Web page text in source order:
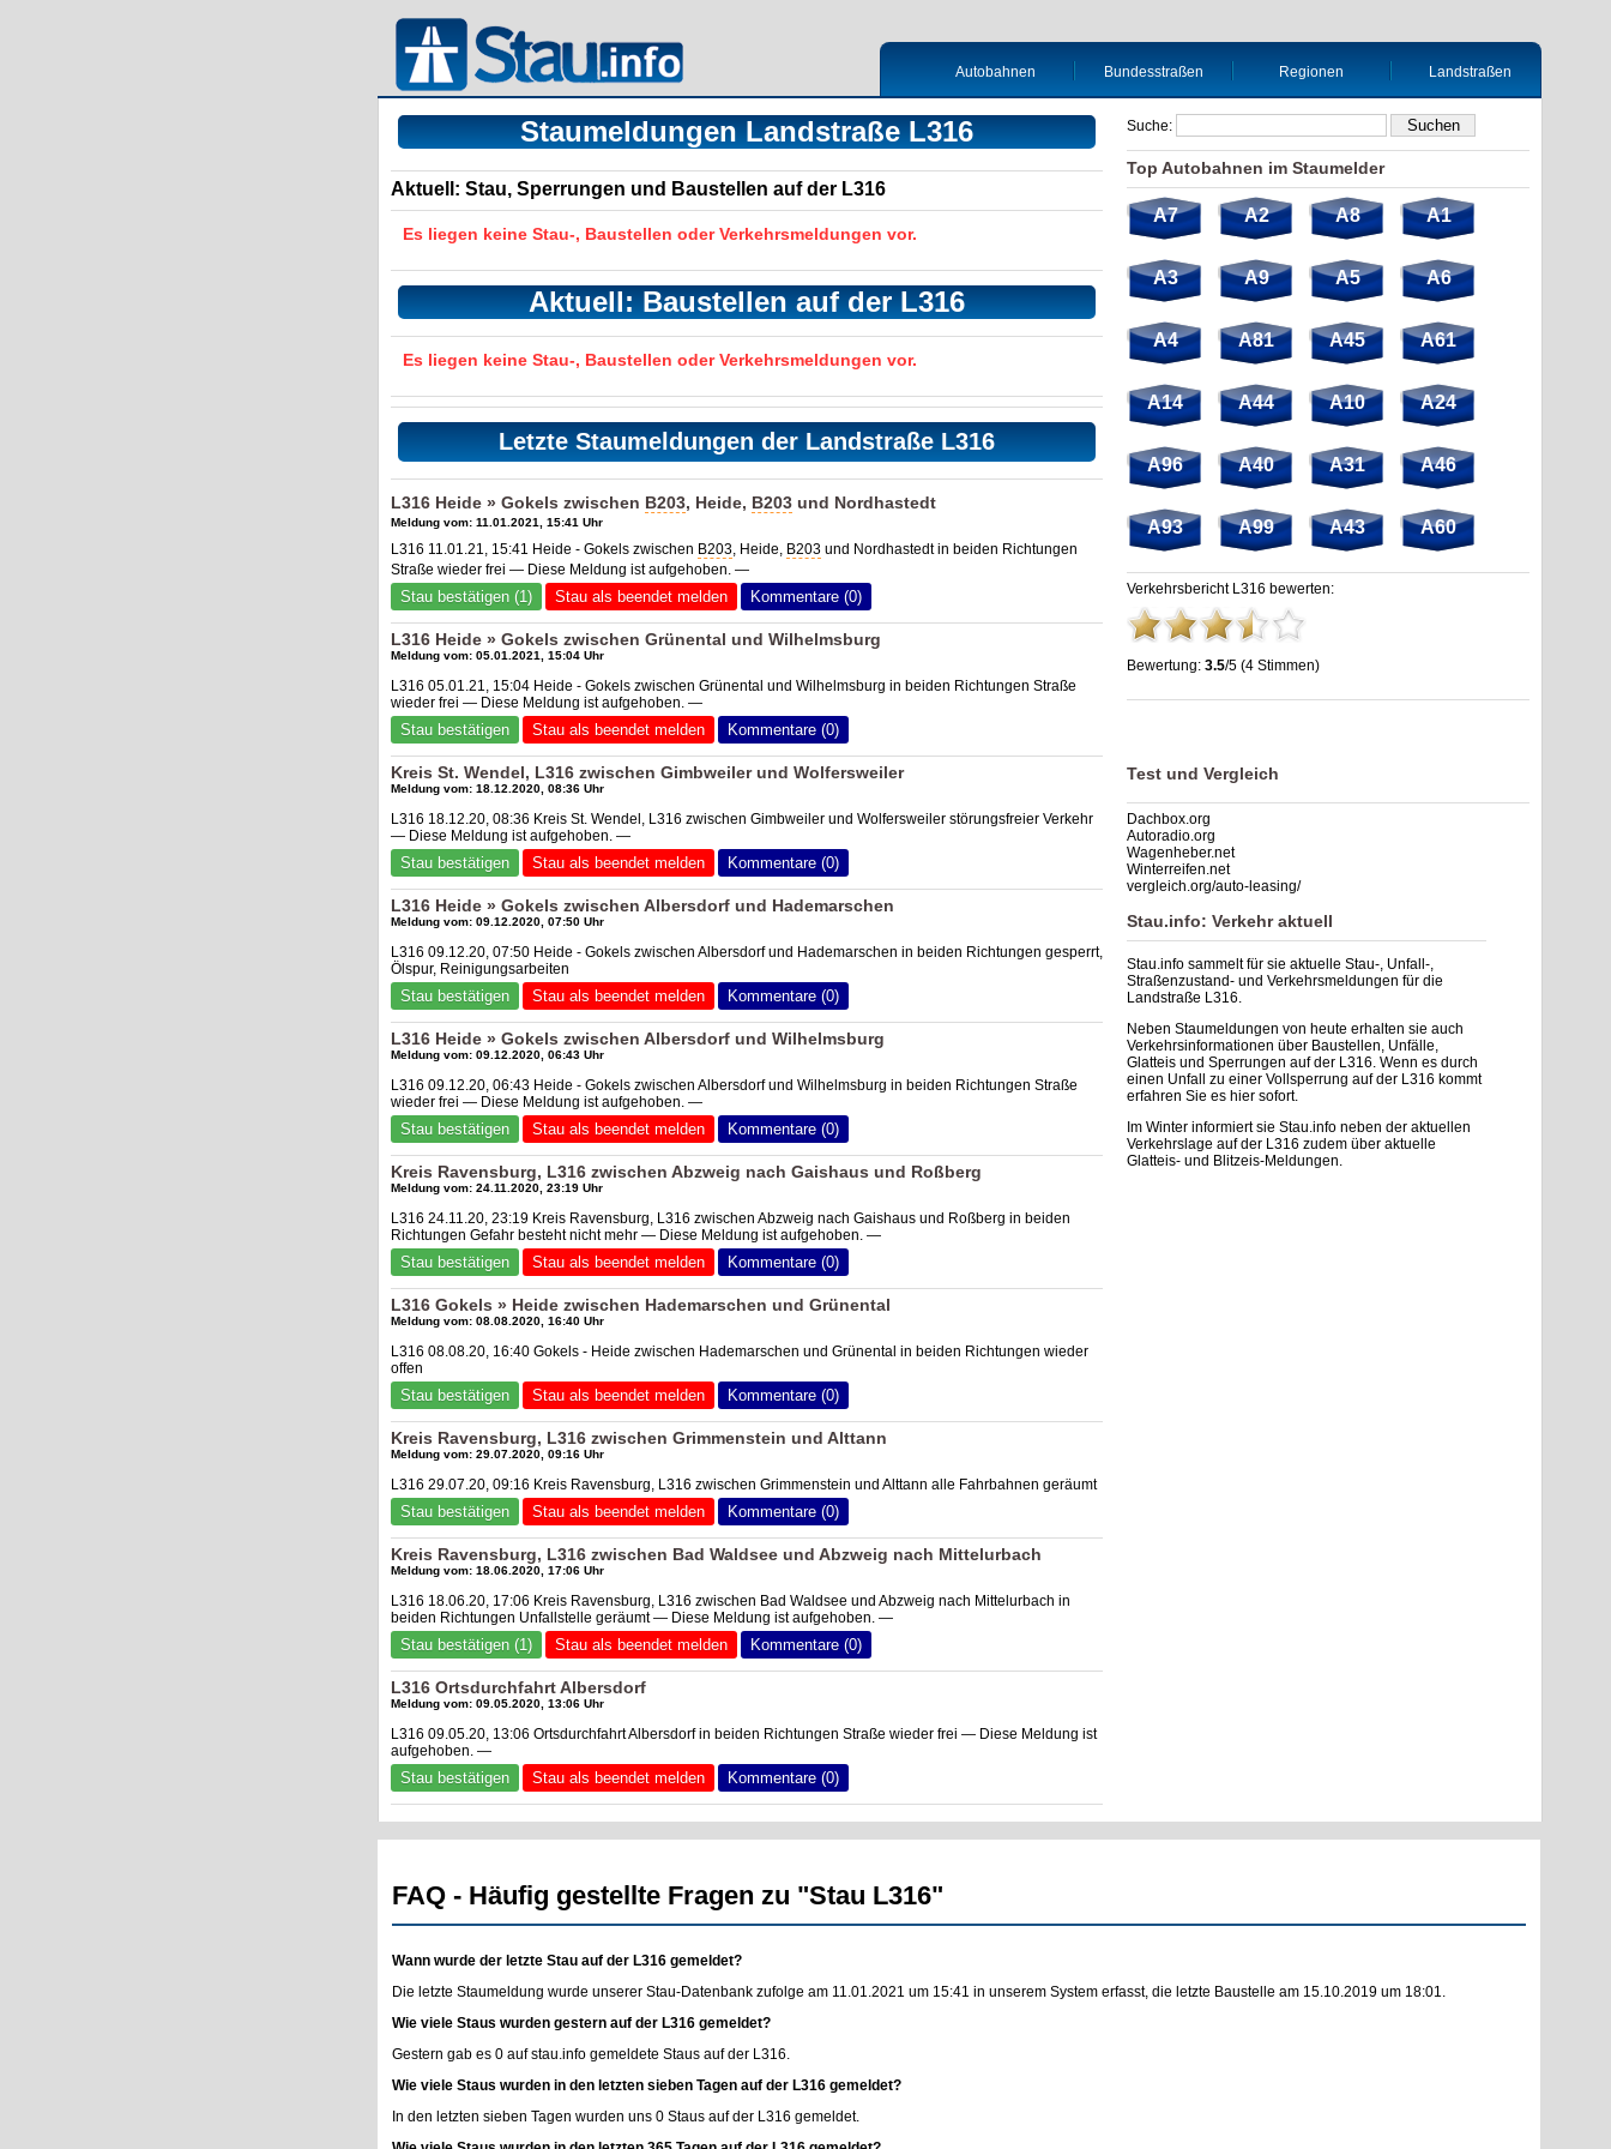
Autobahnen Bundesstraßen Regionen Landstraßen
Staumeldungen Landstraße L316
Aktuell: Stau, Sperrungen und Baustellen auf der L316
Es liegen keine Stau-, Baustellen oder Verkehrsmeldungen vor.
Aktuell: Baustellen auf der L316
Es liegen keine Stau-, Baustellen oder Verkehrsmeldungen vor.
Letzte Staumeldungen der Landstraße L316
L316 Heide » Gokels zwischen B203, Heide, B203 und Nordhastedt
Meldung vom: 11.01.2021, 15:41 Uhr
L316 11.01.21, 15:41 Heide - Gokels zwischen B203, Heide, B203 und Nordhastedt in beiden Richtungen
Straße wieder frei — Diese Meldung ist aufgehoben. —
Stau bestätigen (1) Stau als beendet melden Kommentare (0)
L316 Heide » Gokels zwischen Grünental und Wilhelmsburg
Meldung vom: 05.01.2021, 15:04 Uhr
L316 05.01.21, 15:04 Heide - Gokels zwischen Grünental und Wilhelmsburg in beiden Richtungen Straße
wieder frei — Diese Meldung ist aufgehoben. —
Stau bestätigen Stau als beendet melden Kommentare (0)
Kreis St. Wendel, L316 zwischen Gimbweiler und Wolfersweiler
Meldung vom: 18.12.2020, 08:36 Uhr
L316 18.12.20, 08:36 Kreis St. Wendel, L316 zwischen Gimbweiler und Wolfersweiler störungsfreier Verkehr
— Diese Meldung ist aufgehoben. —
Stau bestätigen Stau als beendet melden Kommentare (0)
L316 Heide » Gokels zwischen Albersdorf und Hademarschen
Meldung vom: 09.12.2020, 07:50 Uhr
L316 09.12.20, 07:50 Heide - Gokels zwischen Albersdorf und Hademarschen in beiden Richtungen gesperrt,
Ölspur, Reinigungsarbeiten
Stau bestätigen Stau als beendet melden Kommentare (0)
L316 Heide » Gokels zwischen Albersdorf und Wilhelmsburg
Meldung vom: 09.12.2020, 06:43 Uhr
L316 09.12.20, 06:43 Heide - Gokels zwischen Albersdorf und Wilhelmsburg in beiden Richtungen Straße
wieder frei — Diese Meldung ist aufgehoben. —
Stau bestätigen Stau als beendet melden Kommentare (0)
Kreis Ravensburg, L316 zwischen Abzweig nach Gaishaus und Roßberg
Meldung vom: 24.11.2020, 23:19 Uhr
L316 24.11.20, 23:19 Kreis Ravensburg, L316 zwischen Abzweig nach Gaishaus und Roßberg in beiden
Richtungen Gefahr besteht nicht mehr — Diese Meldung ist aufgehoben. —
Stau bestätigen Stau als beendet melden Kommentare (0)
L316 Gokels » Heide zwischen Hademarschen und Grünental
Meldung vom: 08.08.2020, 16:40 Uhr
L316 08.08.20, 16:40 Gokels - Heide zwischen Hademarschen und Grünental in beiden Richtungen wieder
offen
Stau bestätigen Stau als beendet melden Kommentare (0)
Kreis Ravensburg, L316 zwischen Grimmenstein und Alttann
Meldung vom: 29.07.2020, 09:16 Uhr
L316 29.07.20, 09:16 Kreis Ravensburg, L316 zwischen Grimmenstein und Alttann alle Fahrbahnen geräumt
Stau bestätigen Stau als beendet melden Kommentare (0)
Kreis Ravensburg, L316 zwischen Bad Waldsee und Abzweig nach Mittelurbach
Meldung vom: 18.06.2020, 17:06 Uhr
L316 18.06.20, 17:06 Kreis Ravensburg, L316 zwischen Bad Waldsee und Abzweig nach Mittelurbach in
beiden Richtungen Unfallstelle geräumt — Diese Meldung ist aufgehoben. —
Stau bestätigen (1) Stau als beendet melden Kommentare (0)
L316 Ortsdurchfahrt Albersdorf
Meldung vom: 09.05.2020, 13:06 Uhr
L316 09.05.20, 13:06 Ortsdurchfahrt Albersdorf in beiden Richtungen Straße wieder frei — Diese Meldung ist
aufgehoben. —
Stau bestätigen Stau als beendet melden Kommentare (0)
Suche:
Top Autobahnen im Staumelder
A7 A2 A8 A1
A3 A9 A5 A6
A4 A81 A45 A61
A14 A44 A10 A24
A96 A40 A31 A46
A93 A99 A43 A60
Verkehrsbericht L316 bewerten:
Bewertung: 3.5/5 (4 Stimmen)
Stau L316: Unfälle, Sperrung & Baustellen | Staumelder L316
Test und Vergleich
Dachbox.org
Autoradio.org
Wagenheber.net
Winterreifen.net
vergleich.org/auto-leasing/
Stau.info: Verkehr aktuell
Stau.info sammelt für sie aktuelle Stau-, Unfall-,
Straßenzustand- und Verkehrsmeldungen für die
Landstraße L316.
Neben Staumeldungen von heute erhalten sie auch
Verkehrsinformationen über Baustellen, Unfälle,
Glatteis und Sperrungen auf der L316. Wenn es durch
einen Unfall zu einer Vollsperrung auf der L316 kommt
erfahren Sie es hier sofort.
Im Winter informiert sie Stau.info neben der aktuellen
Verkehrslage auf der L316 zudem über aktuelle
Glatteis- und Blitzeis-Meldungen.
FAQ - Häufig gestellte Fragen zu "Stau L316"
Wann wurde der letzte Stau auf der L316 gemeldet?
Die letzte Staumeldung wurde unserer Stau-Datenbank zufolge am 11.01.2021 um 15:41 in unserem System erfasst, die letzte Baustelle am 15.10.2019 um 18:01.
Wie viele Staus wurden gestern auf der L316 gemeldet?
Gestern gab es 0 aufstau.info gemeldete Staus auf der L316.
Wie viele Staus wurden in den letzten sieben Tagen auf der L316 gemeldet?
In den letzten sieben Tagen wurden uns 0 Staus auf der L316 gemeldet.